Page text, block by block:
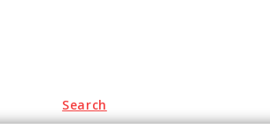
Search